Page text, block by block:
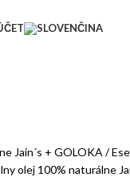
Jain´s + GOLOKA
olej 100% naturálne